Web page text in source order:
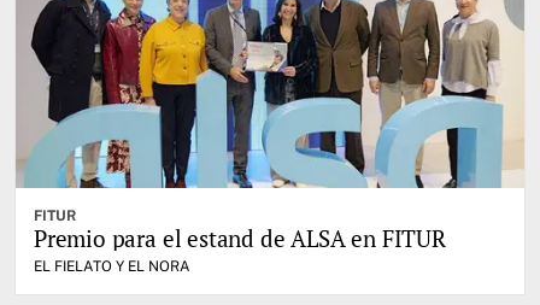
FITUR
Premio para el estand de ALSA en FITUR
EL FIELATO Y EL NORA